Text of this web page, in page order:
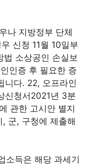
나 지방정부 단체
신청 11월 10일부
법 소상공인 손실보
인증 후 필요한 증
니다. 22, 오프라인
신청서2021년 3분
관한 고시안 별지
군, 구청에 제출해
소득은 해당 과세기